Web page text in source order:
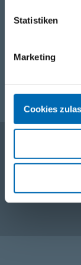
Statistiken
Marketing
Cookies